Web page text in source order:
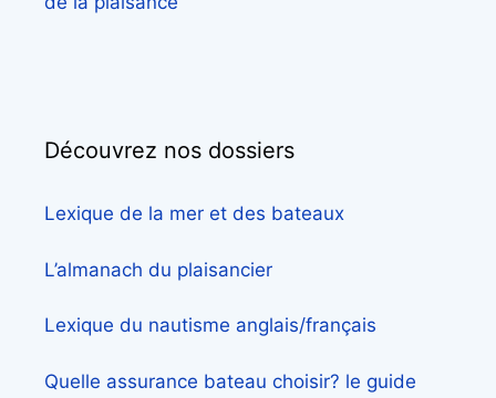
Découvrez nos dossiers
Lexique de la mer et des bateaux
L’almanach du plaisancier
Lexique du nautisme anglais/français
Quelle assurance bateau choisir? le guide